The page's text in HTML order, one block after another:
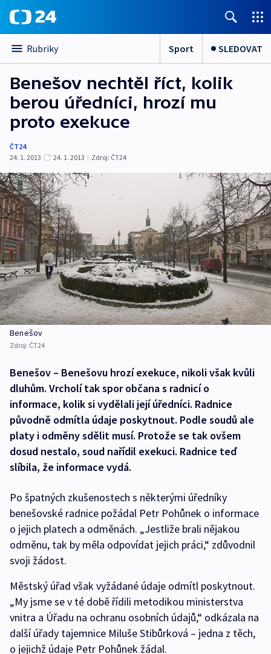
Rubriky Sport SLEDOVAT
Benešov nechtěl říct, kolik
berou úředníci, hrozí mu
proto exekuce
ČT24
24. 1. 2013
24. 1. 2013 | Zdroj: ČT24
Benešov
Zdroj: ČT24
Benešov – Benešovu hrozí exekuce, nikoli však kvůli
dluhům. Vrcholí tak spor občana s radnicí o
informace, kolik si vydělali její úředníci. Radnice
původně odmítla údaje poskytnout. Podle soudů ale
platy i odměny sdělit musí. Protože se tak ovšem
dosud nestalo, soud nařídil exekuci. Radnice teď
slíbila, že informace vydá.
Po špatných zkušenostech s některými úředníky
benešovské radnice požádal Petr Pohůnek o informace
o jejich platech a odměnách. „Jestliže brali nějakou
odměnu, tak by měla odpovídat jejich práci,“ zdůvodnil
svoji žádost.
Městský úřad však vyžádané údaje odmítl poskytnout.
„My jsme se v té době řídili metodikou ministerstva
vnitra a Úřadu na ochranu osobních údajů,“ odkázala na
další úřady tajemnice Miluše Stibůrková – jedna z těch,
o jejichž údaje Petr Pohůnek žádal.